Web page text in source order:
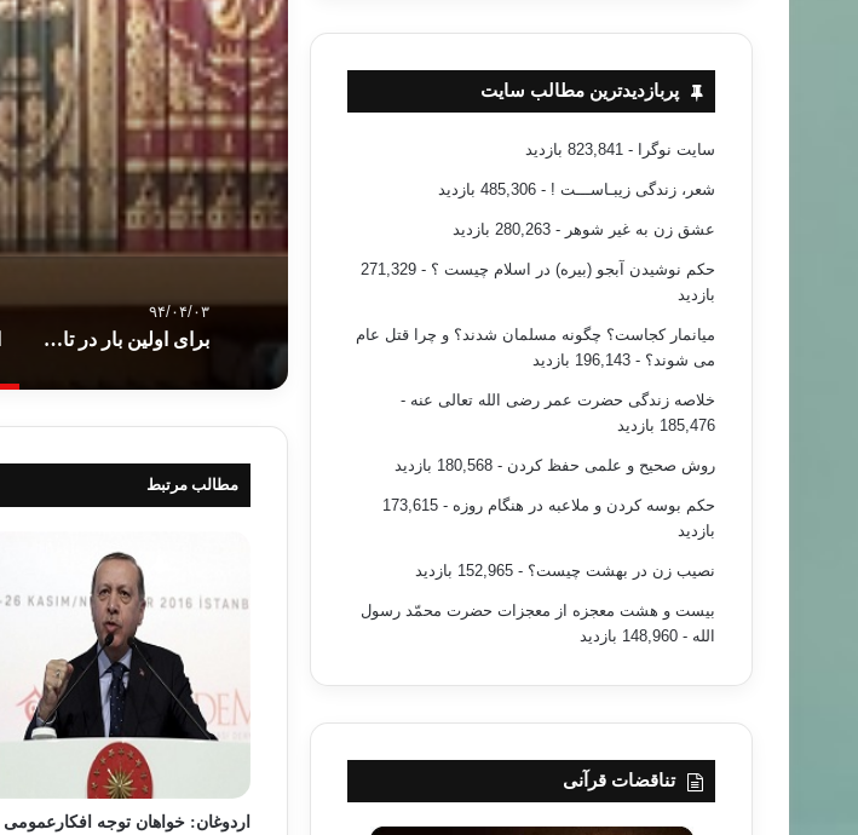
۹۴/۰۴/۰۳
برای اولین بار در تاریخ ترکیه؛ 21 نماینده زن محبجه در پارلمان حضور یافتند
مطالب مرتبط
اردوغان: خواهان توجه افکارعمومی
پربازدیدترین مطالب سایت
سایت نوگرا - 823,841 بازدید
شعر، زندگی زیبـاســـت ! - 485,306 بازدید
عشق زن به غیر شوهر - 280,263 بازدید
حکم نوشیدن آبجو (بیره) در اسلام چیست ؟
- 271,329
بازدید
میانمار کجاست؟ چگونه مسلمان شدند؟ و چرا قتل عام
می شوند؟ - 196,143 بازدید
خلاصه زندگی حضرت عمر رضی الله تعالی عنه -
185,476 بازدید
روش صحیح و علمی حفظ کردن - 180,568 بازدید
حکم بوسه کردن و ملاعبه در هنگام روزه
- 173,615
بازدید
نصیب زن در بهشت چیست؟ - 152,965 بازدید
بیست و هشت معجزه از معجزات حضرت محمّد رسول
الله - 148,960 بازدید
تناقضات قرآنی